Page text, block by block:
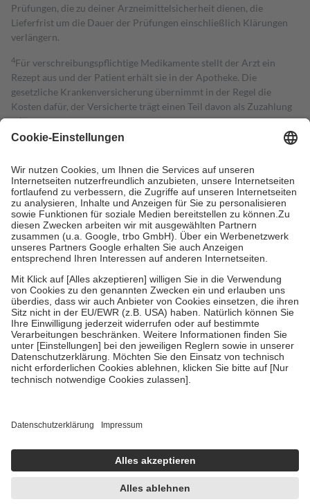
Prüfungen, die zu deiner Arzneimittelsicherheit dienen, die
Lieferfrist um die Dauer der Prüfungen einschließlich Klärungen
verlängern.
4Für verschreibungspflichtige Medikamente stellt der Arzt ein
Rezept aus und der Patient erhält sie in der Apotheke. Die
gesetzliche Krankenversicherung übernimmt in der Regel die
Kosten dafür, der Versicherte trägt einen Teil davon als Zuzahlung
mit.
Grundsätzlich leisten Mitglieder Zuzahlungen in Höhe von zehn
höchstens zehn Euro.
Es sind jedoch nie mehr als die tatsächlichen
Kosten der Leistung zu entrichten.
Diese Regeln gelten grundsätzlich auch für Online-Apotheken.
Bei Heilmitteln und häuslicher Krankenpflege beträgt die
Zuzahlung zehn Prozent der Kosten sowie zehn Euro je
Verordnung.
Um das Engagement der Versicherten für ihre eigene Gesundheit zu
stärken und die besondere Stellung der Familie zu unterstützen,
fallenkeine Zuzahlungenan bei:
• Kindern und Jugendlichen bis zum vollendeten 18. Lebensjahr
mit Ausnahme der Fahrkosten
• Untersuchungen zur Vorsorge und Früherkennung, die von der
GKV getragen werden
• empfohlenen Schutzimpfungen
• Harn- und Blutteststreifen
getroffen, um sicherzustellen, dass es sich um echte Bewertungen
https://help.etrusted.com/hc/de/articles/4419944605341
Einige Bilder und Inhalte wurden unter Zuhilfenahme künstlicher